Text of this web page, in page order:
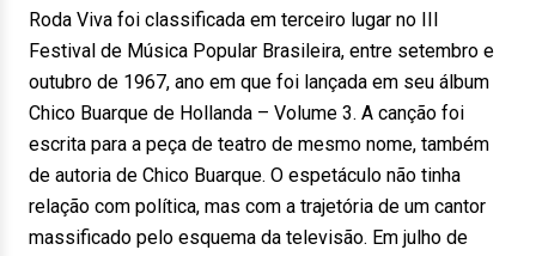
Roda Viva foi classificada em terceiro lugar no III
Festival de Música Popular Brasileira, entre setembro e
outubro de 1967, ano em que foi lançada em seu álbum
Chico Buarque de Hollanda – Volume 3. A canção foi
escrita para a peça de teatro de mesmo nome, também
de autoria de Chico Buarque. O espetáculo não tinha
relação com política, mas com a trajetória de um cantor
massificado pelo esquema da televisão. Em julho de